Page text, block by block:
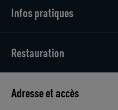
Infos pratiques
Restauration
Adresse et accès